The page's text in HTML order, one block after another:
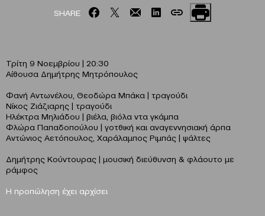
SHARE
Τρίτη 9 Νοεμβρίου | 20:30
Αίθουσα Δημήτρης Μητρόπουλος
Φανή Αντωνέλου, Θεοδώρα Μπάκα | τραγούδι
Νίκος Ζιάζιαρης | τραγούδι
Ηλέκτρα Μηλιάδου | βιέλα, βιόλα ντα γκάμπα
Φλώρα Παπαδοπούλου | γοτθική και αναγεννησιακή άρπα
Αντώνιος Αετόπουλος, Χαράλαμπος Ριμπάς | ψάλτες
Δημήτρης Κούντουρας | μουσική διεύθυνση & φλάουτο με
ράμφος
Η προπώληση έχει αρχίσει